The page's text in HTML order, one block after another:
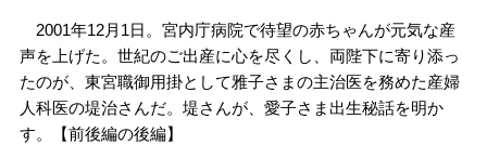
2001年12月1日。宮内庁病院で待望の赤ちゃんが元気な産
声を上げた。世紀のご出産に心を尽くし、両陛下に寄り添っ
たのが、東宮職御用掛として雅子さまの主治医を務めた産婦
人科医の堤治さんだ。堤さんが、愛子さま出生秘話を明か
す。【前後編の後編】